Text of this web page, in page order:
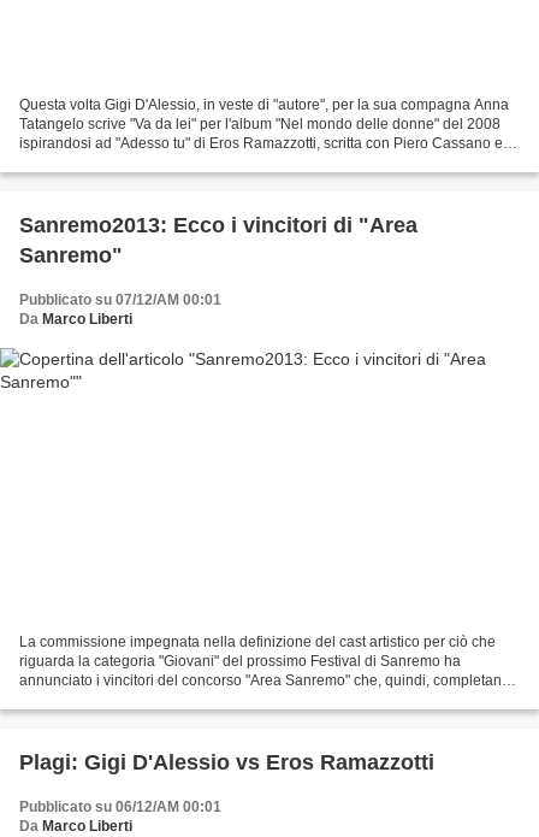
Questa volta Gigi D'Alessio, in veste di "autore", per la sua compagna Anna
Tatangelo scrive "Va da lei" per l'album "Nel mondo delle donne" del 2008
ispirandosi ad "Adesso tu" di Eros Ramazzotti, scritta con Piero Cassano e
Sanremo2013: Ecco i vincitori di "Area
Sanremo"
Pubblicato su 07/12/AM 00:01
Da Marco Liberti
La commissione impegnata nella definizione del cast artistico per ciò che
riguarda la categoria "Giovani" del prossimo Festival di Sanremo ha
annunciato i vincitori del concorso "Area Sanremo" che, quindi, completano
Plagi: Gigi D'Alessio vs Eros Ramazzotti
Pubblicato su 06/12/AM 00:01
Da Marco Liberti